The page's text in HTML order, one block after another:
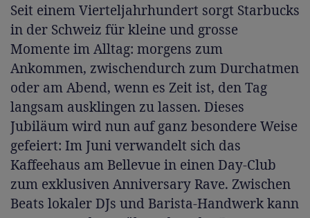
Seit einem Vierteljahrhundert sorgt Starbucks
in der Schweiz für kleine und grosse
Momente im Alltag: morgens zum
Ankommen, zwischendurch zum Durchatmen
oder am Abend, wenn es Zeit ist, den Tag
langsam ausklingen zu lassen. Dieses
Jubiläum wird nun auf ganz besondere Weise
gefeiert: Im Juni verwandelt sich das
Kaffeehaus am Bellevue in einen Day-Club
zum exklusiven Anniversary Rave. Zwischen
Beats lokaler DJs und Barista-Handwerk kann